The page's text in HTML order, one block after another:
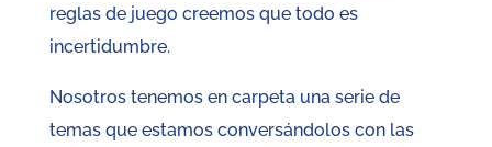
reglas de juego creemos que todo es
incertidumbre.
Nosotros tenemos en carpeta una serie de
temas que estamos conversándolos con las